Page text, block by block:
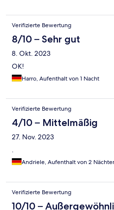
Verifizierte Bewertung
8/10 – Sehr gut
8. Okt. 2023
OK!
Harro, Aufenthalt von 1 Nacht
Verifizierte Bewertung
4/10 – Mittelmäßig
27. Nov. 2023
.
Andriele, Aufenthalt von 2
Verifizierte Bewertung
10/10 –